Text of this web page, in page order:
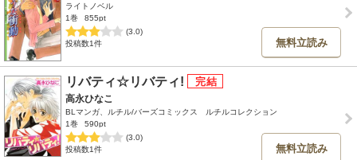
ライトノベル
1巻
855pt
(3.0)
投稿数1件
無料立読み
リバティ☆リバティ!
高永ひなこ
BLマンガ、ルチル/バーズコミックス ルチルコレクション
1巻
590pt
(3.0)
投稿数1件
無料立読み